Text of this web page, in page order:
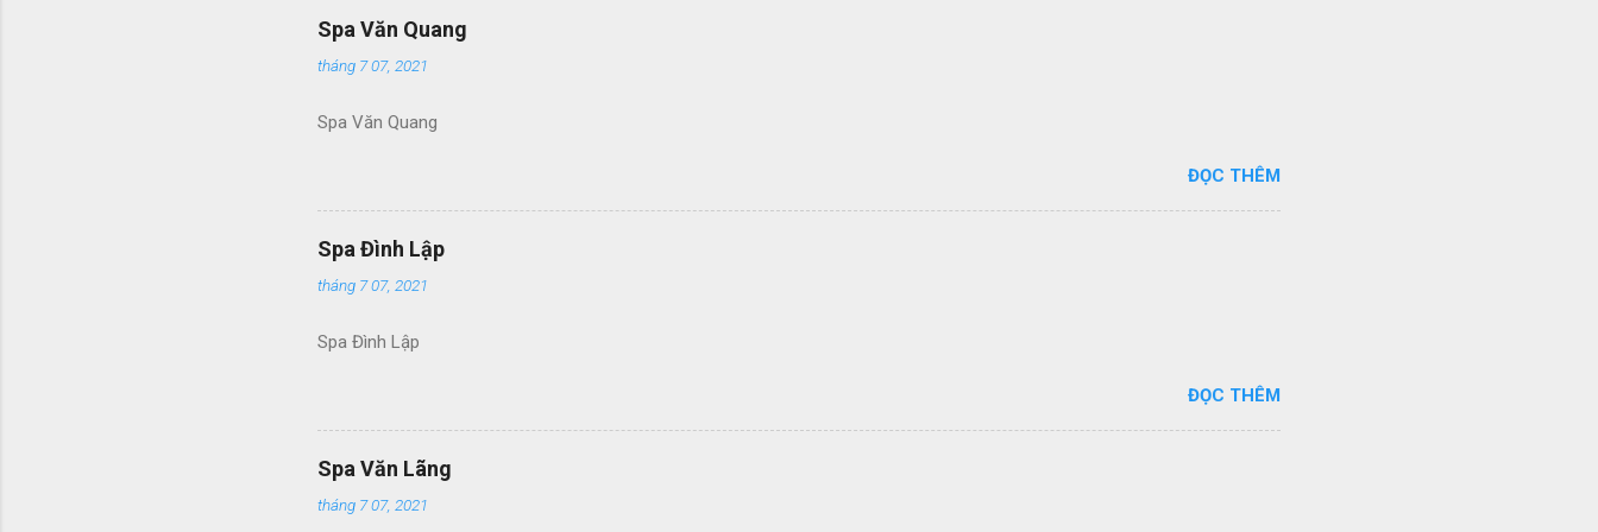
Spa Văn Quang
tháng 7 07, 2021
Spa Văn Quang
ĐỌC THÊM
Spa Đình Lập
tháng 7 07, 2021
Spa Đình Lập
ĐỌC THÊM
Spa Văn Lãng
tháng 7 07, 2021